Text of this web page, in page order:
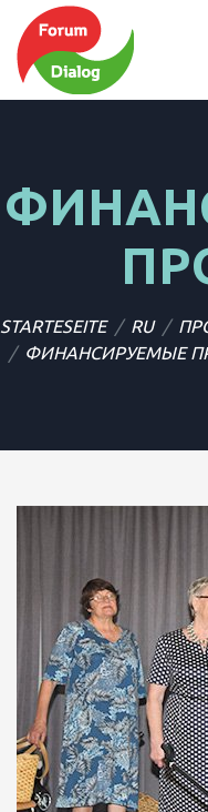
STARTESEITE RU
ФИНАНСИРУЕМЫЕ